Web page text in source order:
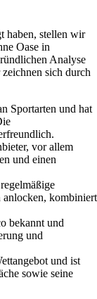
haben, stellen wir
Oase in
Analyse
sich durch
Sportarten und hat
vor allem
und einen
kombiniert
bekannt und
und
und ist
sowie seine